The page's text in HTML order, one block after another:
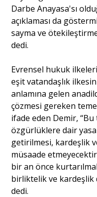
Darbe Anayasa'sı
açıklaması da
sayma ve
dedi.
Evrensel hukuk
eşit vatandaşlık
anlamına gelen
çözmesi gereken
ifade eden Demir,
özgürlüklere dair
getirilmesi, kardeşlik
müsaade
bir an önce
birliktelik ve
dedi.